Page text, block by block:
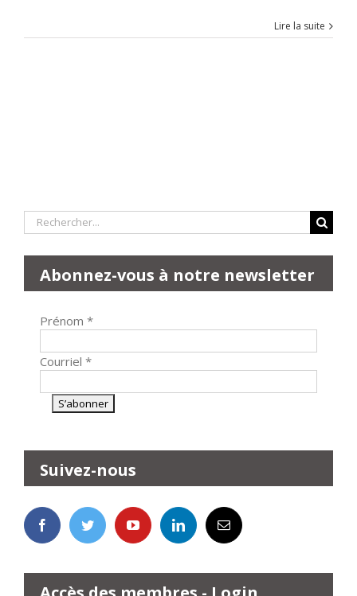
Lire la suite
Rechercher:
Abonnez-vous à notre newsletter
Prénom *
Courriel *
Suivez-nous